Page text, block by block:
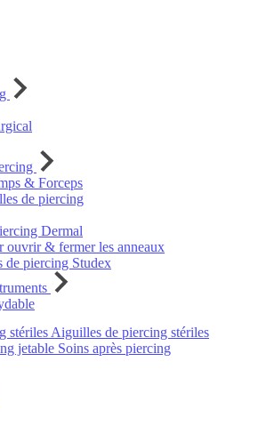
& Forceps
de piercing
Dermal
ouvrir & fermer les anneaux
de piercing Studex
stériles Aiguilles de piercing stériles
jetable Soins après piercing